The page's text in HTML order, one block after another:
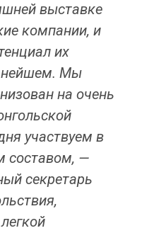
выставке
компании, и
их
Мы
на очень
участвуем в
составом, —
секретарь